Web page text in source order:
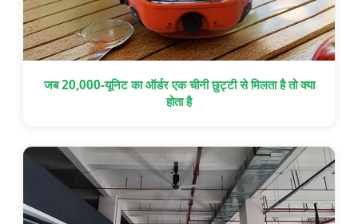
जब 20,000-यूनिट का ऑर्डर एक चीनी छुट्टी से मिलता है तो क्या
होता है